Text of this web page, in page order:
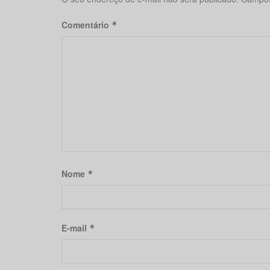
Comentário *
Nome *
E-mail *